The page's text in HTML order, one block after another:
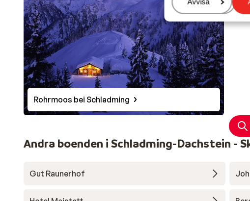
Hantera
Avvisa
Rohrmoos bei Schladming
Andra boenden i Schladming-Dachstein -
Gut Raunerhof